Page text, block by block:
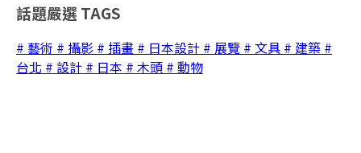
話題嚴選 TAGS
# 藝術 # 攝影 # 插畫 # 日本設計 # 展覽 # 文具 # 建築 #
台北 # 設計 # 日本 # 木頭 # 動物